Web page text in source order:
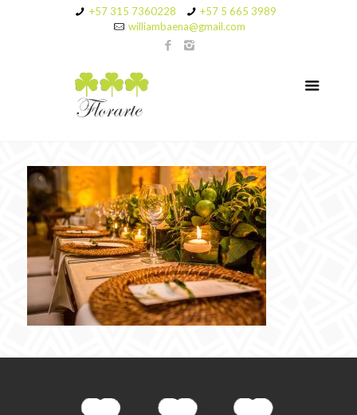
+57 315 7360228
+57 5 665 3989
williambaena@gmail.com